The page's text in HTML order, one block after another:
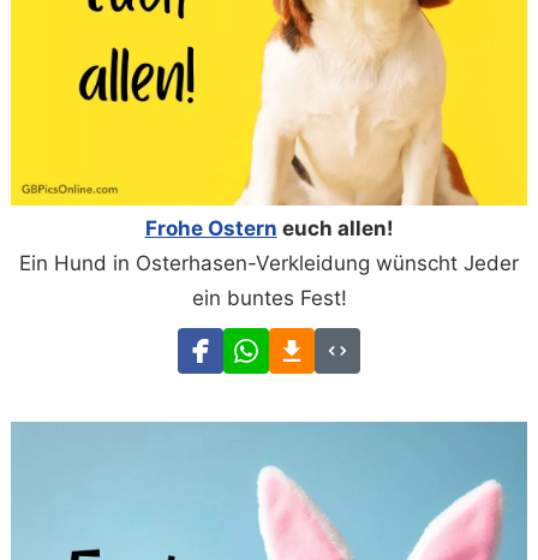
Frohe Ostern euch allen!
Ein Hund in Osterhasen-Verkleidung wünscht Jeder
ein buntes Fest!